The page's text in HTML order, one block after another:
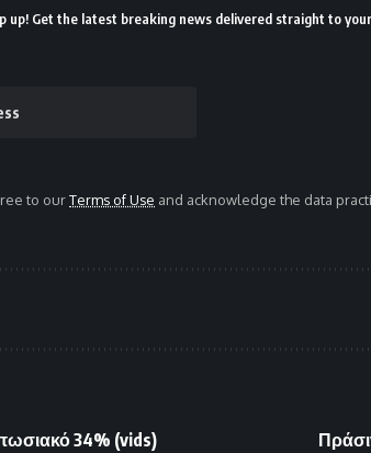
up! Get the latest breaking news delivered straight to
to ourTerms of Use and acknowledge the data
34% (vids)